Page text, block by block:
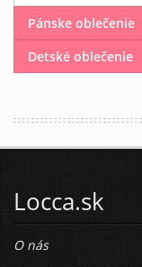
Pánske oblečenie
Detské oblečenie
Locca.sk
O nás